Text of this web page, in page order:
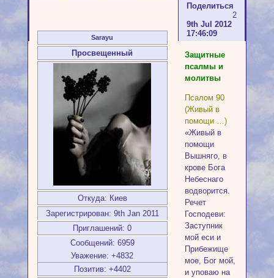
Поделиться
2
9th Jul 2012
17:46:09
Sarayu
Просвещенный
Откуда: Киев
Зарегистрирован: 9th Jan 2011
Приглашений: 0
Сообщений: 6959
Уважение: +4832
Позитив: +4402
Защитные
псалмы и
молитвы
Псалом 90
(Живый в
помощи …)
«Живый в
помощи
Вышняго, в
крове Бога
Небеснаго
водворится.
Речет
Господеви:
Заступник
мой еси и
Прибежище
мое, Бог мой,
и уповаю на